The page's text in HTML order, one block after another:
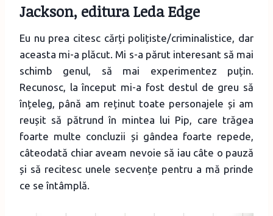
Jackson, editura Leda Edge
Eu nu prea citesc cărți polițiste/criminalistice, dar
aceasta mi-a plăcut. Mi s-a părut interesant să mai
schimb genul, să mai experimentez puțin.
Recunosc, la început mi-a fost destul de greu să
înțeleg, până am reținut toate personajele și am
reușit să pătrund în mintea lui Pip, care trăgea
foarte multe concluzii și gândea foarte repede,
câteodată chiar aveam nevoie să iau câte o pauză
și să recitesc unele secvențe pentru a mă prinde
ce se întâmplă.